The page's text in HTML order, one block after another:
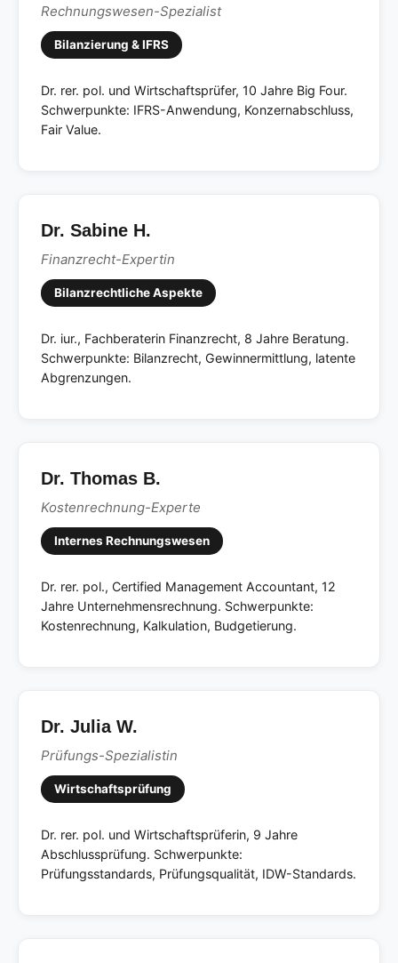
Rechnungswesen-Spezialist
Bilanzierung & IFRS
Dr. rer. pol. und Wirtschaftsprüfer, 10 Jahre Big Four.
Schwerpunkte: IFRS-Anwendung, Konzernabschluss,
Fair Value.
Dr. Sabine H.
Finanzrecht-Expertin
Bilanzrechtliche Aspekte
Dr. iur., Fachberaterin Finanzrecht, 8 Jahre Beratung.
Schwerpunkte: Bilanzrecht, Gewinnermittlung, latente
Abgrenzungen.
Dr. Thomas B.
Kostenrechnung-Experte
Internes Rechnungswesen
Dr. rer. pol., Certified Management Accountant, 12
Jahre Unternehmensrechnung. Schwerpunkte:
Kostenrechnung, Kalkulation, Budgetierung.
Dr. Julia W.
Prüfungs-Spezialistin
Wirtschaftsprüfung
Dr. rer. pol. und Wirtschaftsprüferin, 9 Jahre
Abschlussprüfung. Schwerpunkte:
Prüfungsstandards, Prüfungsqualität, IDW-Standards.